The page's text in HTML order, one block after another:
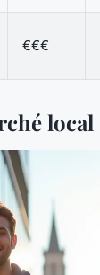
€€€
local